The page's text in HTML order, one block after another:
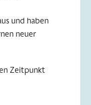
und haben
neuer
Zeitpunkt